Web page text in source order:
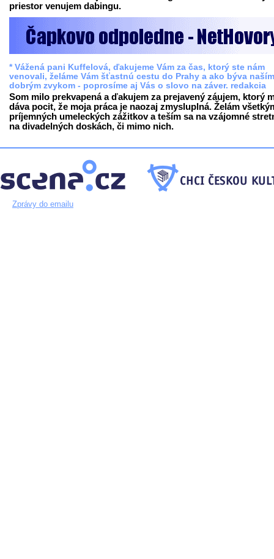
priestor venujem dabingu.
* Vážená pani Kuffelová, ďakujeme Vám za čas, ktorý ste nám
venovali, želáme Vám šťastnú cestu do Prahy a ako býva naším
dobrým zvykom - poprosíme aj Vás o slovo na záver. redakcia
Som milo prekvapená a ďakujem za prejavený záujem, ktorý
dáva pocit, že moja práca je naozaj zmysluplná. Želám
príjemných umeleckých zážitkov a teším sa na vzájomné
na divadelných doskách, či mimo nich.
Zprávy do emailu